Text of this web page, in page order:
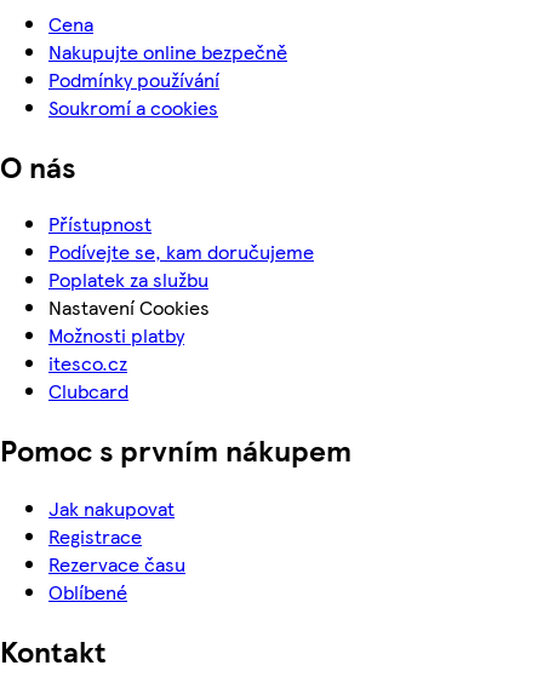
Cena
Nakupujte online bezpečně
Podmínky používání
Soukromí a cookies
O nás
Přístupnost
Podívejte se, kam doručujeme
Poplatek za službu
Nastavení Cookies
Možnosti platby
itesco.cz
Clubcard
Pomoc s prvním nákupem
Jak nakupovat
Registrace
Rezervace času
Oblíbené
Kontakt